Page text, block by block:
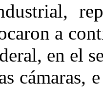
a
en el
cámaras,